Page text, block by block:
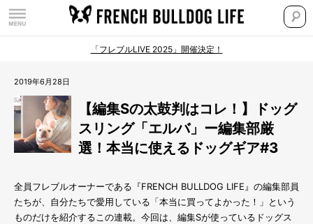
「フレブルLIVE 2025」開催決定！
2019年6月28日
【編集Sの太鼓判はコレ！】ドッグ
スリング「エルバ」ー編集部厳
選！本当に使えるドッグギア#3
全員フレブルオーナーである『FRENCH BULLDOG LIFE』の編集部員
たちが、自分たちで愛用している「本当に買ってよかった！」という
ものだけを紹介するこの連載。今回は、編集Sが使っているドッグス